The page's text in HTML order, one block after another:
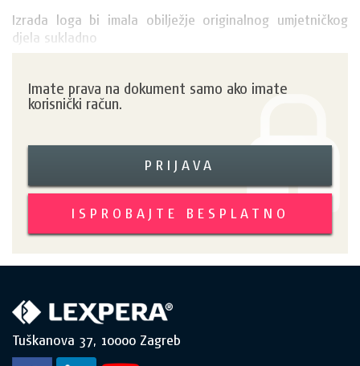
Izrada loga bi imala obilježje originalnog umjetničkog
djela sukladno
Imate prava na dokument samo ako imate
korisnički račun.
PRIJAVA
ISPROBAJTE BESPLATNO
Tuškanova 37, 10000 Zagreb